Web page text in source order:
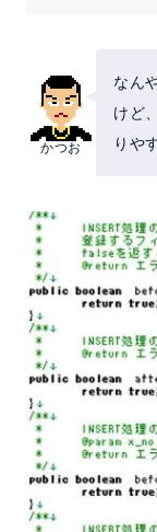
かつお
なん
けど
りや